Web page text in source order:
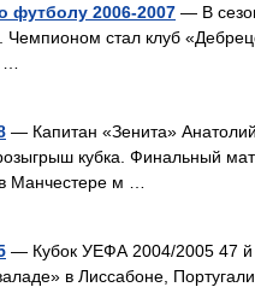
футболу 2006-2007 — В
Чемпионом стал клуб
— Капитан «Зенита»
кубка. Финальный
Манчестере м …
— Кубок УЕФА 2004/2005 47 й
в Лиссабоне,